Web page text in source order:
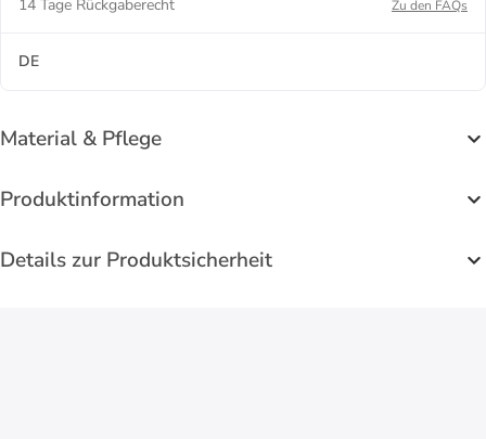
14 Tage Rückgaberecht
Zu den FAQs
DE
Material & Pflege
Produktinformation
Details zur Produktsicherheit